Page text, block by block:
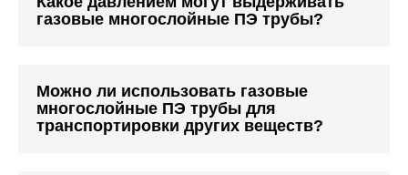
газовые многослойные ПЭ трубы?
Можно ли использовать газовые
многослойные ПЭ трубы для
транспортировки других веществ?